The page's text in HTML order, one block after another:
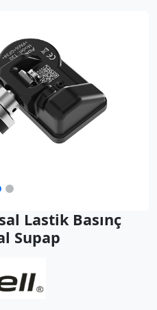
Lastik Basınç
Supap